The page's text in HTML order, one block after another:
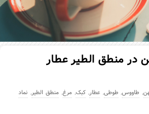
در منطق الطیر عطار
, طاووس,طوطی, عطار, کبک,مرغ, منطق الطیر, نماد